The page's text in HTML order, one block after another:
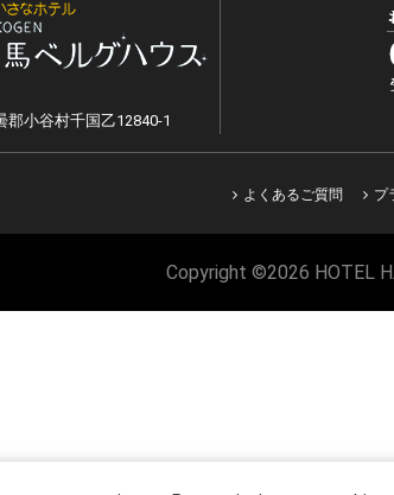
小谷村千国乙12840-1
よくあるご質問 プ
Copyright ©2026 HOTEL